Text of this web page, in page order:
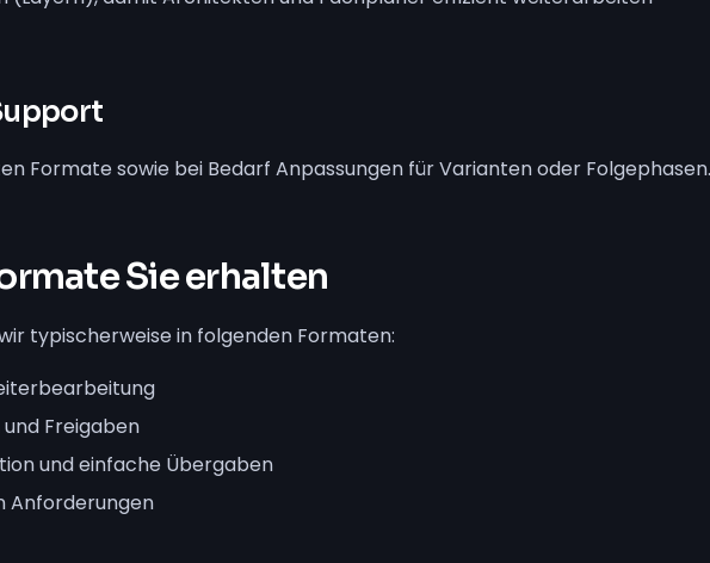
Formate sowie bei Bedarf Anpassungen für Varianten oder Folgephasen.
Sie erhalten
typischerweise in folgenden Formaten:
Freigaben
und einfache Übergaben
Anforderungen